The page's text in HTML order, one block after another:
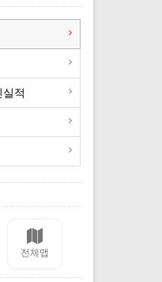
적
전체맵